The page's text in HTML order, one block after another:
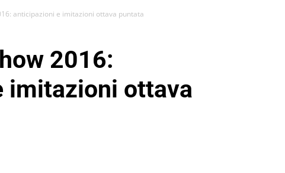
anticipazioni e imitazioni ottava puntata
2016:
imitazioni ottava